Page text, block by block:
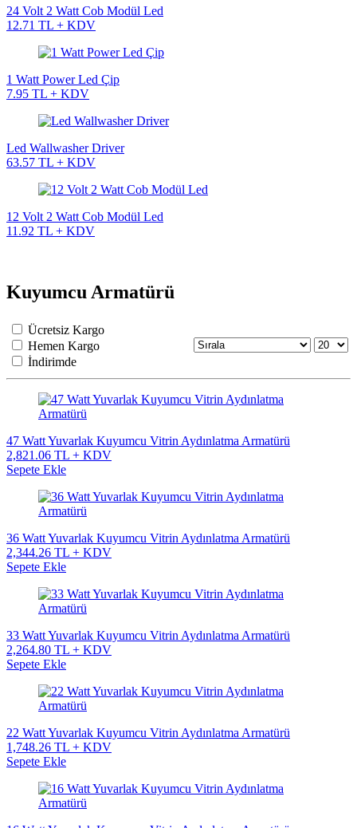
24 Volt 2 Watt Cob Modül Led
12.71 TL + KDV
1 Watt Power Led Çip
7.95 TL + KDV
Led Wallwasher Driver
63.57 TL + KDV
12 Volt 2 Watt Cob Modül Led
11.92 TL + KDV
Kuyumcu Armatürü
Ücretsiz Kargo
Hemen Kargo
İndirimde
47 Watt Yuvarlak Kuyumcu Vitrin Aydınlatma Armatürü
2,821.06 TL + KDV
Sepete Ekle
36 Watt Yuvarlak Kuyumcu Vitrin Aydınlatma Armatürü
2,344.26 TL + KDV
Sepete Ekle
33 Watt Yuvarlak Kuyumcu Vitrin Aydınlatma Armatürü
2,264.80 TL + KDV
Sepete Ekle
22 Watt Yuvarlak Kuyumcu Vitrin Aydınlatma Armatürü
1,748.26 TL + KDV
Sepete Ekle